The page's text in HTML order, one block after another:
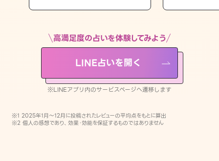
LINE占いを開く
※LINEアプリ内のサービスページへ遷移します
高満足度の占いを体験してみよう
LINE占いを開く
※LINEアプリ内のサービスページへ遷移します
※1 2025年1月〜12月に投稿されたレビューの平均点をもとに算出
※2 個人の感想であり、効果・効能を保証するものではありません